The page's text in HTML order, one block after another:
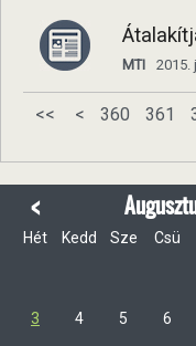
MTI 2015.
<< < 360 361
<
Hét Kedd Sze Csü
3 4 5 6